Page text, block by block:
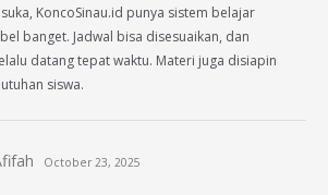
KoncoSinau.id punya sistem belajar
banget. Jadwal bisa disesuaikan, dan
datang tepat waktu. Materi juga disiapin
siswa.
October 23, 2025